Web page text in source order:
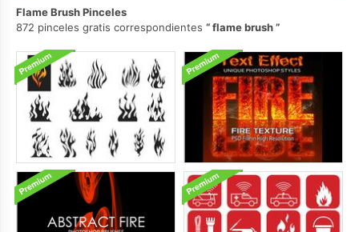
Flame Brush Pinceles
872 pinceles gratis correspondientes
flame brush